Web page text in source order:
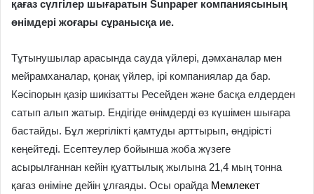
қағаз сүлгілер шығаратын Sunpaper компаниясының
өнімдері жоғары сұранысқа ие.
Тұтынушылар арасында сауда үйлері, дәмханалар мен
мейрамханалар, қонақ үйлер, ірі компаниялар да бар.
Кәсіпорын қазір шикізатты Ресейден және басқа елдерден
сатып алып жатыр. Ендігіде өнімдерді өз күшімен шығара
бастайды. Бұл жергілікті қамтуды арттырып, өндірісті
кеңейтеді. Есептеулер бойынша жоба жүзеге
асырылғаннан кейін қуаттылық жылына 21,4 мың тонна
қағаз өніміне дейін ұлғаяды. Осы орайда Мемлекет